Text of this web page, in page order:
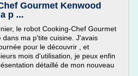
Gourmet Kenwood
p ...
le robot Cooking-Chef Gourmet
dans ma p'tite cuisine. J'avais
pour le découvrir , et
mois d'utilisation, je peux enfin
détaillé de mon nouveau